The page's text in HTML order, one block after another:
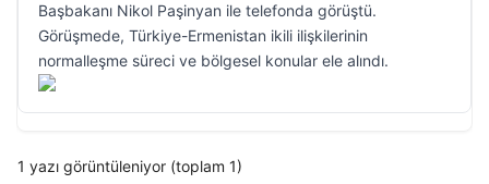
Başbakanı Nikol Paşinyan ile telefonda görüştü.
Görüşmede, Türkiye-Ermenistan ikili ilişkilerinin
normalleşme süreci ve bölgesel konular ele alındı.
1 yazı görüntüleniyor (toplam 1)